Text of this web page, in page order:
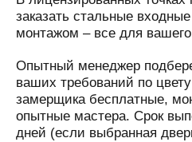
заказать стальные
монтажом – все для
Опытный менеджер
ваших требований по
замерщика бесплатные,
опытные мастера. Срок
дней (если выбранная